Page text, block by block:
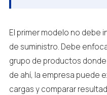
El primer modelo no debe
de suministro. Debe
grupo de productos
de ahí, la empresa puede
cargas y comparar